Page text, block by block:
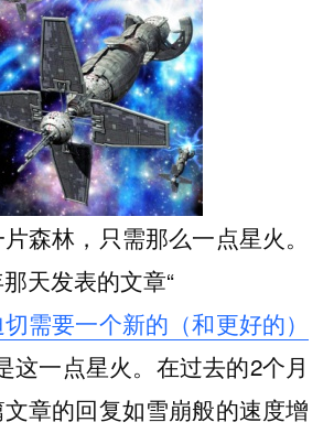
森林，只需那么一点星火。
天发表的文章“
需要一个新的（和更好的）
这一点星火。在过去的2个月
章的回复如雪崩般的速度增